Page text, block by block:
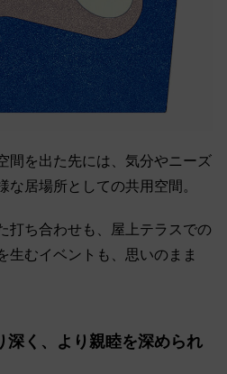
間を出た先には、気分やニーズ
な居場所としての共用空間。
打ち合わせも、屋上テラスでの
生むイベントも、思いのまま
く、より親睦を深められ